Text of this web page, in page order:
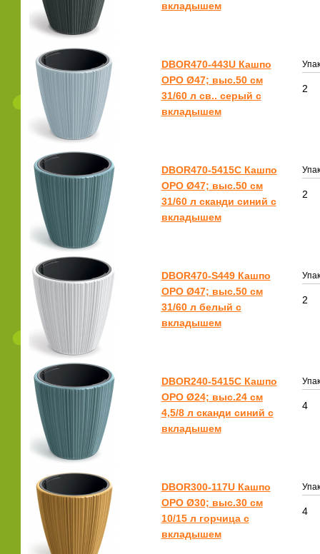
вкладышем
DBOR470-443U Кашпо
ОРО Ø47; выс.50 см
31/60 л св.. серый с
вкладышем
2
DBOR470-5415C Кашпо
ОРО Ø47; выс.50 см
31/60 л сканди синий с
вкладышем
2
DBOR470-S449 Кашпо
ОРО Ø47; выс.50 см
31/60 л белый с
вкладышем
2
DBOR240-5415C Кашпо
ОРО Ø24; выс.24 см
4,5/8 л сканди синий с
вкладышем
4
DBOR300-117U Кашпо
ОРО Ø30; выс.30 см
10/15 л горчица с
вкладышем
4